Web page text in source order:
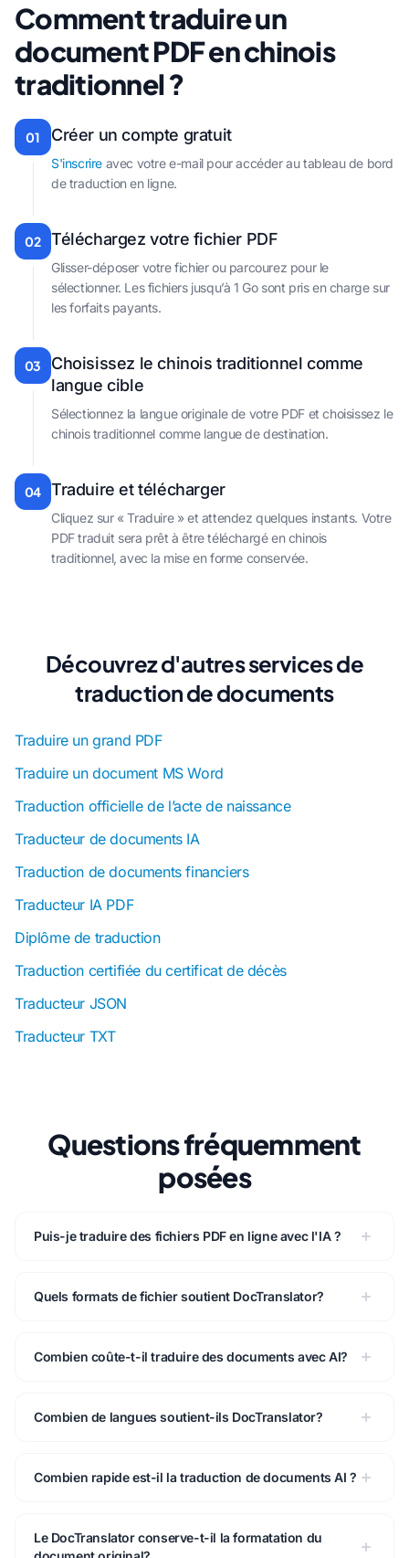
Comment traduire un
document PDF en chinois
traditionnel ?
01 Créer un compte gratuit
S'inscrire avec votre e-mail pour accéder au tableau de bord
de traduction en ligne.
02 Téléchargez votre fichier PDF
Glisser-déposer votre fichier ou parcourez pour le
sélectionner. Les fichiers jusqu’à 1 Go sont pris en charge sur
les forfaits payants.
03
Choisissez le chinois traditionnel comme
langue cible
Sélectionnez la langue originale de votre PDF et choisissez le
chinois traditionnel comme langue de destination.
04 Traduire et télécharger
Cliquez sur « Traduire » et attendez quelques instants. Votre
PDF traduit sera prêt à être téléchargé en chinois
traditionnel, avec la mise en forme conservée.
Découvrez d'autres services de
traduction de documents
Traduire un grand PDF
Traduire un document MS Word
Traduction officielle de l’acte de naissance
Traducteur de documents IA
Traduction de documents financiers
Traducteur IA PDF
Diplôme de traduction
Traduction certifiée du certificat de décès
Traducteur JSON
Traducteur TXT
Questions fréquemment
posées
Puis-je traduire des fichiers PDF en ligne avec l'IA ?
Quels formats de fichier soutient DocTranslator?
Combien coûte-t-il traduire des documents avec AI?
Combien de langues soutient-ils DocTranslator?
Combien rapide est-il la traduction de documents AI ?
Le DocTranslator conserve-t-il la formatation du